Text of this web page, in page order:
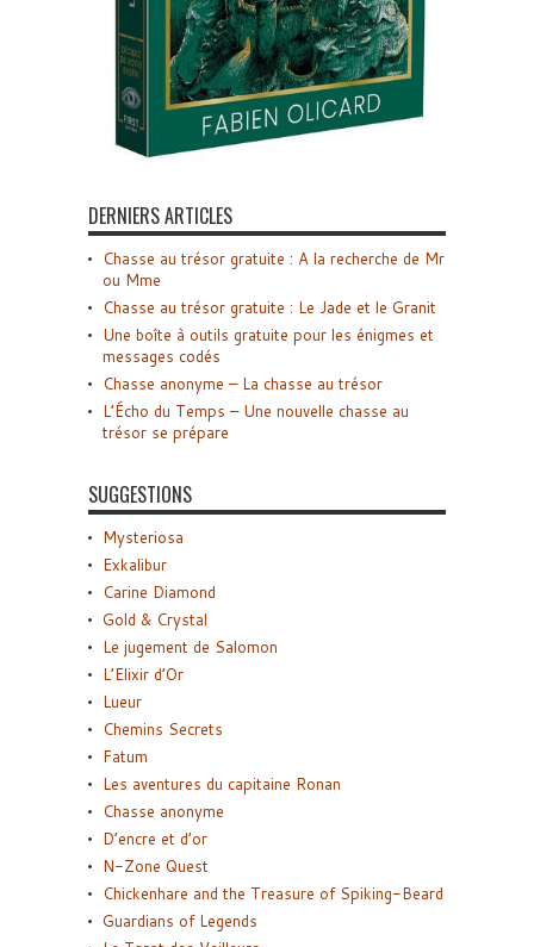
DERNIERS ARTICLES
Chasse au trésor gratuite : A la recherche de Mr
ou Mme
Chasse au trésor gratuite : Le Jade et le Granit
Une boîte à outils gratuite pour les énigmes et
messages codés
Chasse anonyme – La chasse au trésor
L’Écho du Temps – Une nouvelle chasse au
trésor se prépare
SUGGESTIONS
Mysteriosa
Exkalibur
Carine Diamond
Gold & Crystal
Le jugement de Salomon
L’Elixir d’Or
Lueur
Chemins Secrets
Fatum
Les aventures du capitaine Ronan
Chasse anonyme
D’encre et d’or
N-Zone Quest
Chickenhare and the Treasure of Spiking-Beard
Guardians of Legends